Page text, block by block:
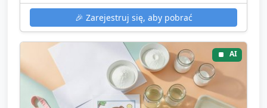
🎉 Zarejestruj się, aby pobrać
AI